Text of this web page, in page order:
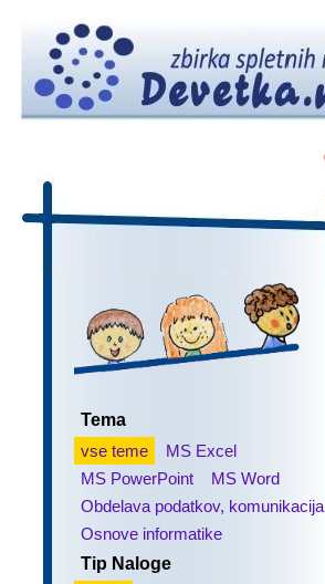
Tema
vse teme
MS Excel
MS PowerPoint
MS Word
Obdelava podatkov, komunikacija
Osnove informatike
Tip Naloge